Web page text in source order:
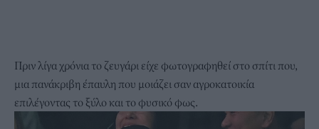
Πριν λίγα χρόνια το ζευγάρι είχε φωτογραφηθεί στο σπίτι που,
μια πανάκριβη έπαυλη που μοιάζει σαν αγροκατοικία
επιλέγοντας το ξύλο και το φυσικό φως.